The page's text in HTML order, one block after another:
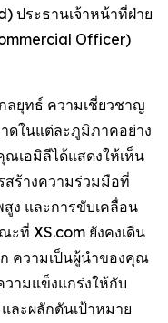
ประธานเจ้าหน้าที่ฝ่าย
Officer)
ลยุทธ์ ความเชี่ยวชาญ
ดในแต่ละภูมิภาคอย่าง
เอมิลีได้แสดงให้เห็น
สร้างความร่วมมือที่
ง และการขับเคลื่อน
ะที่ XS.com ยังคงเดิน
ความเป็นผู้นำของคุณ
ามแข็งแกร่งให้กับ
ละผลักดันเป้าหมาย